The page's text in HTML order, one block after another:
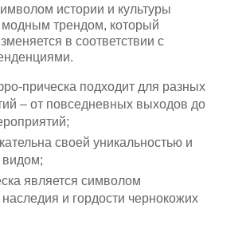
истории и культуры
модным трендом, который
в соответствии с
прическа подходит для разных
– от повседневных выходов до
своей уникальностью и
является символом
наследия и гордости чернокожих